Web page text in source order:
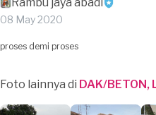
08 May 2020
proses demi proses
Foto lainnya di DAK/BETON,